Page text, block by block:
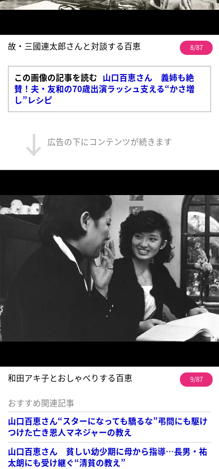
故・三國連太郎さんと対談する百恵 8/87
この画像の記事を読む 山口百恵さん 義姉も絶
賛！夫・友和の70歳出演ラッシュ支える“かさ増
し”レシピ
広告の下にコンテンツが続きます
和田アキ子とおしゃべりする百恵 9/87
おすすめ関連記事
山口百恵さん“スターになっても驕るな”弔問にも駆け
つけた亡き恩人マネジャーの教え
山口百恵さん 貧しい幼少期に母から指導…長男・祐
太朗にも受け継ぐ“清貧の教え”